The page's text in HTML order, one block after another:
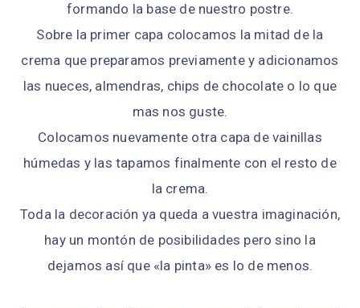
formando la base de nuestro postre.
Sobre la primer capa colocamos la mitad de la
crema que preparamos previamente y adicionamos
las nueces, almendras, chips de chocolate o lo que
mas nos guste.
Colocamos nuevamente otra capa de vainillas
húmedas y las tapamos finalmente con el resto de
la crema.
Toda la decoración ya queda a vuestra imaginación,
hay un montón de posibilidades pero sino la
dejamos así que «la pinta» es lo de menos.